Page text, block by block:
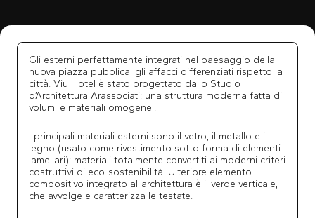
Gli esterni perfettamente integrati nel paesaggio della
nuova piazza pubblica, gli affacci differenziati rispetto la
città. Viu Hotel è stato progettato dallo Studio
d’Architettura Arassociati: una struttura moderna fatta di
volumi e materiali omogenei.
I principali materiali esterni sono il vetro, il metallo e il
legno (usato come rivestimento sotto forma di elementi
lamellari): materiali totalmente convertiti ai moderni criteri
costruttivi di eco-sostenibilità. Ulteriore elemento
compositivo integrato all’architettura è il verde verticale,
che avvolge e caratterizza le testate.